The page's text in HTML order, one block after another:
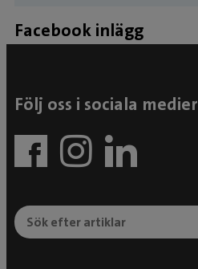
Facebook inlägg
Följ oss i sociala medier